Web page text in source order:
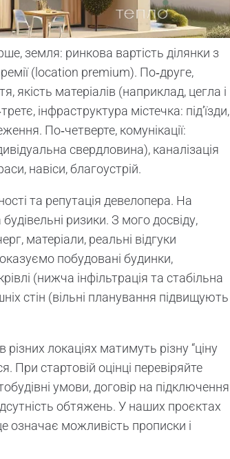
земля: ринкова вартість ділянки з
(location premium). По‑друге,
якість матеріалів (наприклад, цегла і
інфраструктура містечка: під’їзди,
По‑четверте, комунікації:
свердловина), каналізація
навіси, благоустрій.
та репутація девелопера. На
ризики. З мого досвіду,
матеріали, реальні відгуки
побудовані будинки,
(нижча інфільтрація та стабільна
стін (вільні планування підвищують
локаціях матимуть різну “ціну
При стартовій оцінці перевіряйте
умови, договір на підключення
обтяжень. У наших проєктах
означає можливість прописки і